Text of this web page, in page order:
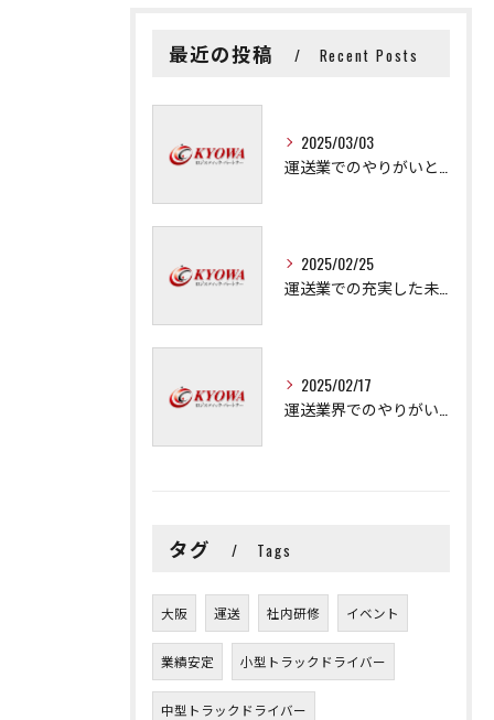
最近の投稿 Recent Posts
2025/03/03
2025/02/25
2025/02/17
タグ Tags
大阪 運送 社内研修 イベント
業績安定 小型トラックドライバー
中型トラックドライバー